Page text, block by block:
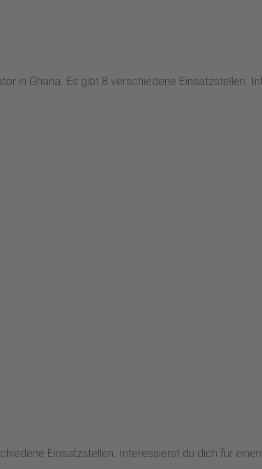
in Ghana. Es gibt 8 verschiedene Einsatzstellen.
Einsatzstellen. Interessierst du dich für